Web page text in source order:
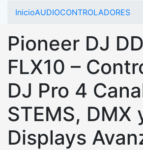
InicioAUDIOCONTROLADORES
Pioneer DJ
FLX10 –
DJ Pro 4
STEMS, DMX
Displays